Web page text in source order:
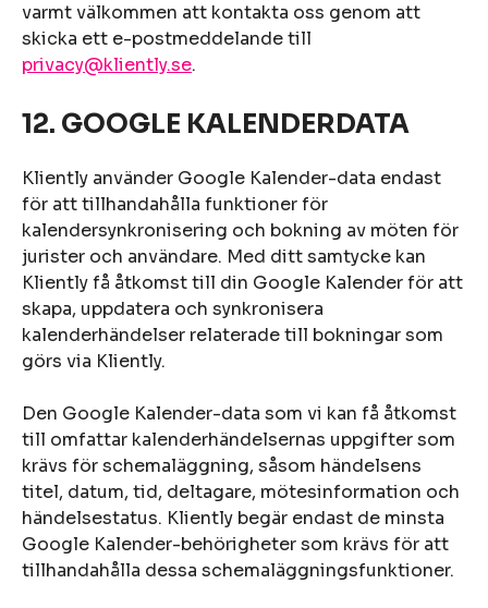
varmt välkommen att kontakta oss genom att
skicka ett e-postmeddelande till
privacy@kliently.se.
12. GOOGLE KALENDERDATA
Kliently använder Google Kalender-data endast
för att tillhandahålla funktioner för
kalendersynkronisering och bokning av möten för
jurister och användare. Med ditt samtycke kan
Kliently få åtkomst till din Google Kalender för att
skapa, uppdatera och synkronisera
kalenderhändelser relaterade till bokningar som
görs via Kliently.
Den Google Kalender-data som vi kan få åtkomst
till omfattar kalenderhändelsernas uppgifter som
krävs för schemaläggning, såsom händelsens
titel, datum, tid, deltagare, mötesinformation och
händelsestatus. Kliently begär endast de minsta
Google Kalender-behörigheter som krävs för att
tillhandahålla dessa schemaläggningsfunktioner.